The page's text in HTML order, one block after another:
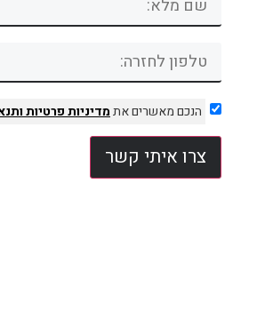
הנכם מאשרים אתמדיניות פרטיות
צרו איתי קשר